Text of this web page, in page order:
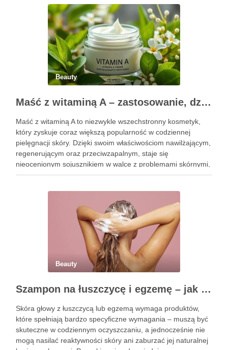
Beauty
Maść z witaminą A – zastosowanie, działanie i bezpieczeństwo stosowania
Maść z witaminą A to niezwykle wszechstronny kosmetyk,
który zyskuje coraz większą popularność w codziennej
pielęgnacji skóry. Dzięki swoim właściwościom nawilżającym,
regenerującym oraz przeciwzapalnym, staje się
nieocenionym sojusznikiem w walce z problemami skórnymi,
takimi jak zmarszczki, trądzik czy podrażnienia. Jej działanie
Beauty
Szampon na łuszczycę i egzemę – jak świadomie dobierać produkty przy wrażliwej skórze głowy?
Skóra głowy z łuszczycą lub egzemą wymaga produktów,
które spełniają bardzo specyficzne wymagania – muszą być
skuteczne w codziennym oczyszczaniu, a jednocześnie nie
mogą nasilać reaktywności skóry ani zaburzać jej naturalnej